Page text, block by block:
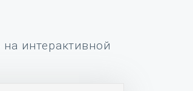
на интерактивной